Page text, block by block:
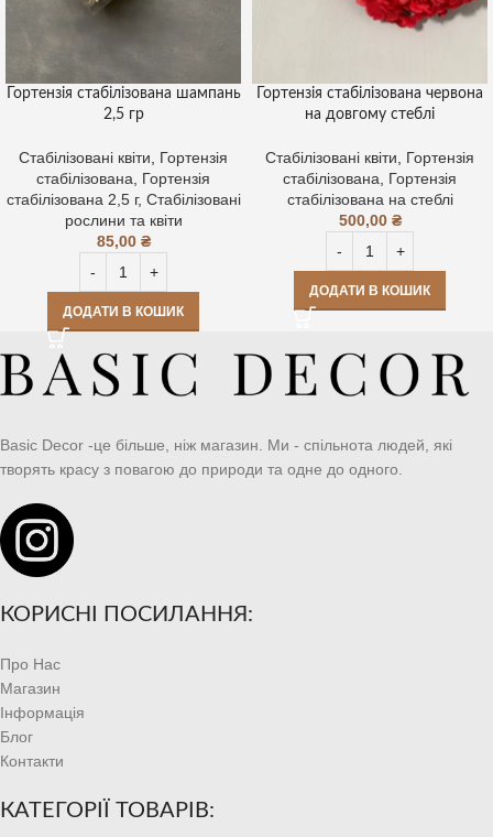
Гортензія стабілізована шампань
2,5 гр
Стабілізовані квіти, Гортензія
стабілізована, Гортензія
стабілізована 2,5 г, Стабілізовані
рослини та квіти
85,00 ₴
ДОДАТИ В КОШИК
Гортензія стабілізована червона
на довгому стеблі
Стабілізовані квіти, Гортензія
стабілізована, Гортензія
стабілізована на стеблі
500,00 ₴
ДОДАТИ В КОШИК
Basic Decor -це більше, ніж магазин. Ми - спільнота людей, які
творять красу з повагою до природи та одне до одного.
КОРИСНІ ПОСИЛАННЯ:
Про Нас
Магазин
Інформація
Блог
Контакти
КАТЕГОРІЇ ТОВАРІВ: